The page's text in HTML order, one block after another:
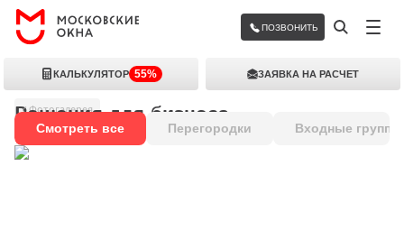
ПОЗВОНИТЬ
КАЛЬКУЛЯТОР 55% ЗАЯВКА НА РАСЧЕТ
Фотогалерея
Решения для бизнеса
Смотреть все Перегородки Входные группы